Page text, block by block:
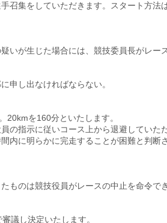
召集をしていただきます。スタート方
いが生じた場合には、競技委員長がレー
申し出なければならない。
20kmを160分といたします。
の指示に従いコース上から退避していた
内に明らかに完走することが困難と判
ものは競技役員がレースの中止を命令でき
議し決定いたします。